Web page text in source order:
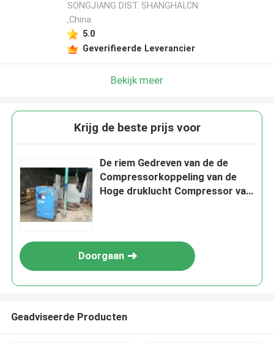
SONGJIANG DIST. SHANGHAI,CN
,China
5.0
Geverifieerde Leverancier
Bekijk meer
Krijg de beste prijs voor
De riem Gedreven van de de
Compressorkoppeling van de
Hoge druklucht Compressor van
Doorgaan
Geadviseerde Producten